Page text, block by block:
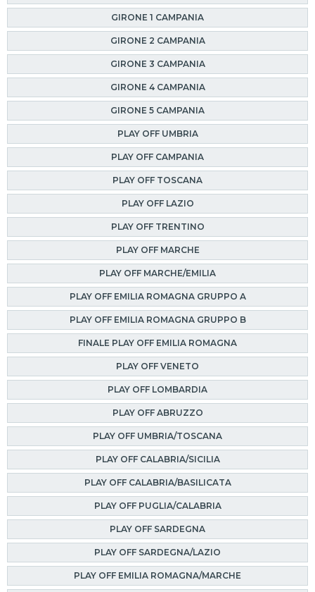
GIRONE 1 CAMPANIA
GIRONE 2 CAMPANIA
GIRONE 3 CAMPANIA
GIRONE 4 CAMPANIA
GIRONE 5 CAMPANIA
PLAY OFF UMBRIA
PLAY OFF CAMPANIA
PLAY OFF TOSCANA
PLAY OFF LAZIO
PLAY OFF TRENTINO
PLAY OFF MARCHE
PLAY OFF MARCHE/EMILIA
PLAY OFF EMILIA ROMAGNA GRUPPO A
PLAY OFF EMILIA ROMAGNA GRUPPO B
FINALE PLAY OFF EMILIA ROMAGNA
PLAY OFF VENETO
PLAY OFF LOMBARDIA
PLAY OFF ABRUZZO
PLAY OFF UMBRIA/TOSCANA
PLAY OFF CALABRIA/SICILIA
PLAY OFF CALABRIA/BASILICATA
PLAY OFF PUGLIA/CALABRIA
PLAY OFF SARDEGNA
PLAY OFF SARDEGNA/LAZIO
PLAY OFF EMILIA ROMAGNA/MARCHE